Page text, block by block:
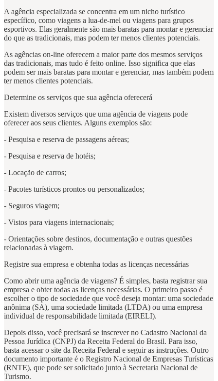
A agência especializada se concentra em um nicho turístico
específico, como viagens a lua-de-mel ou viagens para grupos
esportivos. Elas geralmente são mais baratas para montar e gerenciar
do que as tradicionais, mas podem ter menos clientes potenciais.
As agências on-line oferecem a maior parte dos mesmos serviços
das tradicionais, mas tudo é feito online. Isso significa que elas
podem ser mais baratas para montar e gerenciar, mas também podem
ter menos clientes potenciais.
Determine os serviços que sua agência oferecerá
Existem diversos serviços que uma agência de viagens pode
oferecer aos seus clientes. Alguns exemplos são:
- Pesquisa e reserva de passagens aéreas;
- Pesquisa e reserva de hotéis;
- Locação de carros;
- Pacotes turísticos prontos ou personalizados;
- Seguros viagem;
- Vistos para viagens internacionais;
- Orientações sobre destinos, documentação e outras questões
relacionadas à viagem.
Registre sua empresa e obtenha todas as licenças necessárias
Como abrir uma agência de viagens? É simples, basta registrar sua
empresa e obter todas as licenças necessárias. O primeiro passo é
escolher o tipo de sociedade que você deseja montar: uma sociedade
anônima (SA), uma sociedade limitada (LTDA) ou uma empresa
individual de responsabilidade limitada (EIRELI).
Depois disso, você precisará se inscrever no Cadastro Nacional da
Pessoa Jurídica (CNPJ) da Receita Federal do Brasil. Para isso,
basta acessar o site da Receita Federal e seguir as instruções. Outro
documento importante é o Registro Nacional de Empresas Turísticas
(RNTE), que pode ser solicitado junto à Secretaria Nacional de
Turismo.